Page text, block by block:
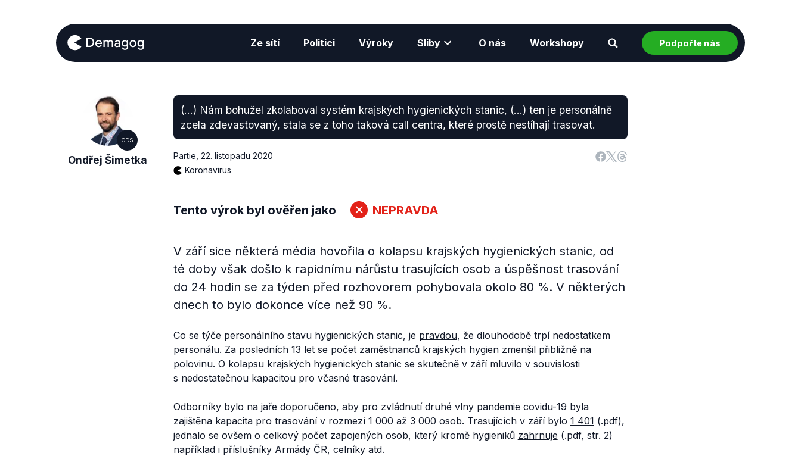
Ze sítí Politici Výroky Sliby O nás Workshopy Podpořte nás
ODS
Ondřej Šimetka
(...) Nám bohužel zkolaboval systém krajských hygienických stanic, (...) ten je personálně
zcela zdevastovaný, stala se z toho taková call centra, které prostě nestíhají trasovat.
Partie 22. listopadu 2020
Koronavirus
Tento výrok byl ověřen jako NEPRAVDA
V září sice některá média hovořila o kolapsu krajských hygienických stanic, od
té doby však došlo k rapidnímu nárůstu trasujících osob a úspěšnost trasování
do 24 hodin se za týden před rozhovorem pohybovala okolo 80 %. V některých
dnech to bylo dokonce více než 90 %.
Co se týče personálního stavu hygienických stanic, je pravdou, že dlouhodobě trpí nedostatkem
personálu. Za posledních 13 let se počet zaměstnanců krajských hygien zmenšil přibližně na
polovinu. O kolapsukrajských hygienických stanic se skutečně v září mluvilo v souvislosti
s nedostatečnou kapacitou pro včasné trasování.
Odborníky bylo na jaře doporučeno, aby pro zvládnutí druhé vlny pandemie covidu-19 byla
zajištěna kapacita pro trasování v rozmezí 1 000 až 3 000 osob. Trasujících v září bylo 1 401 (.pdf),
jednalo se ovšem o celkový počet zapojených osob, který kromě hygieniků zahrnuje (.pdf, str. 2)
například i příslušníky Armády ČR, celníky atd.